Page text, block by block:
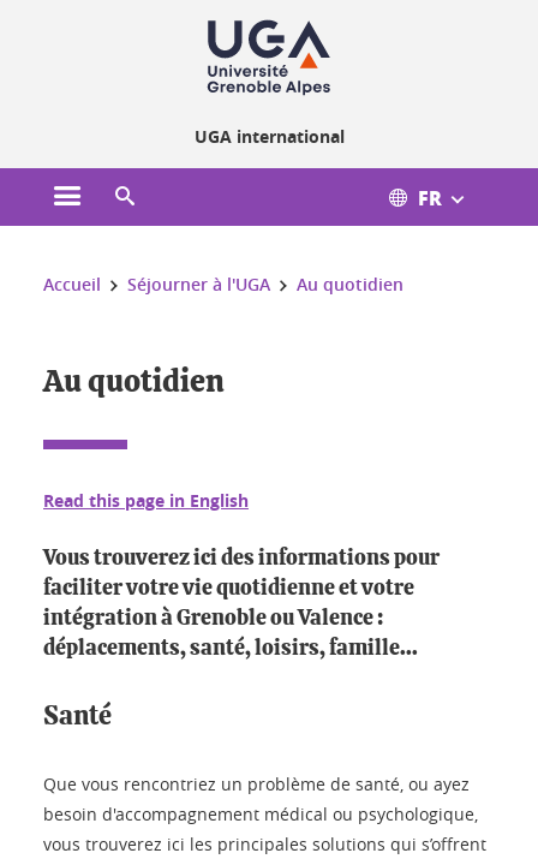
UGA international
Ouvrir le menu principal FR
Vous êtes ici :
Accueil Séjourner à l'UGA Au quotidien
Au quotidien
Read this page in English
Vous trouverez ici des informations pour
faciliter votre vie quotidienne et votre
intégration à Grenoble ou Valence :
déplacements, santé, loisirs, famille...
Santé
Que vous rencontriez un problème de santé, ou ayez
besoin d'accompagnement médical ou psychologique,
vous trouverez ici les principales solutions qui s’offrent